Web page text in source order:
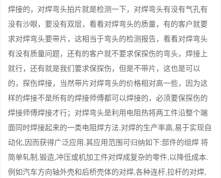
焊接的，对焊弯头拍片就是检测一下，对焊弯头有没有气孔有
没有沙眼，要没有双层，看看对焊弯头的质量，有的客户就要
求对焊弯头要带片，这相当于弯头的检测报告，看看对焊弯头
有没有质量问题，还有的客户就不要求保探伤的弯头，焊接上
就行，还有就是我们要求保探伤，但是不带片，这也是可以
的，探伤焊接，当然带片对焊弯头的价格相对高一些，因为这
样的焊接不是所有的焊接师傅都可以焊接的，必须要保探伤的
焊接师傅焊接才行；对焊弯头是利用电阻热将两工件沿整个端
面同时焊接起来的一类电阻焊方法.对焊的生产率高,易于实现自
动化,因而获得广泛应用.其应用范围可归纳如下:部件的组焊 将
简单轧制,锻造,冲压或机加工件对焊成复杂的零件,以降低成本.
例如汽车方向轴外壳和后桥壳体的对焊,各种连杆,拉杆的对焊,